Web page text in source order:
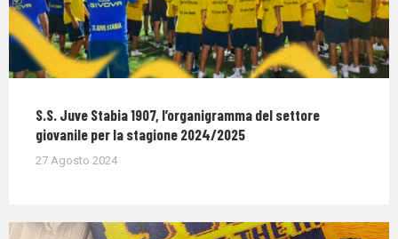
S.S. Juve Stabia 1907, l’organigramma del settore
giovanile per la stagione 2024/2025
27 Agosto 2024